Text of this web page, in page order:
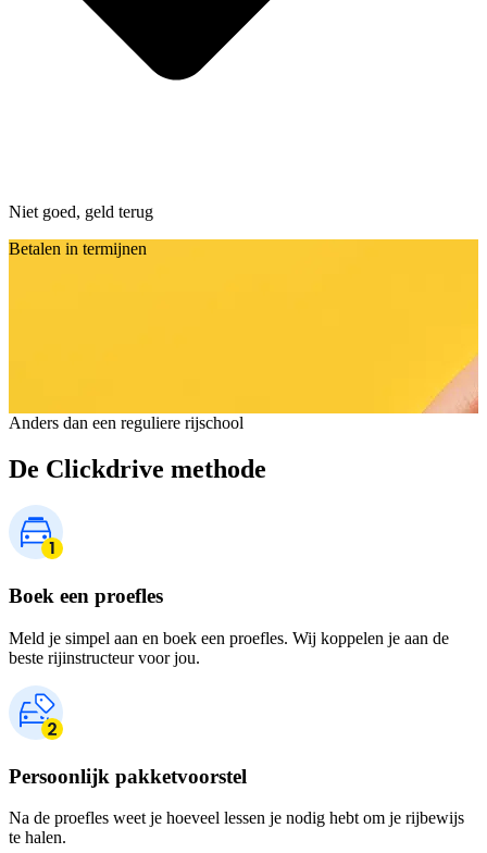
Niet goed, geld terug
Betalen in termijnen
Anders dan een reguliere rijschool
De Clickdrive methode
Boek een proefles
Meld je simpel aan en boek een proefles. Wij koppelen je aan de
beste rijinstructeur voor jou.
Persoonlijk pakketvoorstel
Na de proefles weet je hoeveel lessen je nodig hebt om je rijbewijs
te halen.